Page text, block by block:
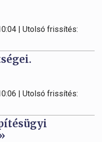
| Utolsó frissítés:
| Utolsó frissítés: